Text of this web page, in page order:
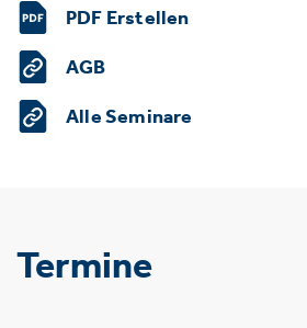
PDF Erstellen
AGB
Alle Seminare
Termine